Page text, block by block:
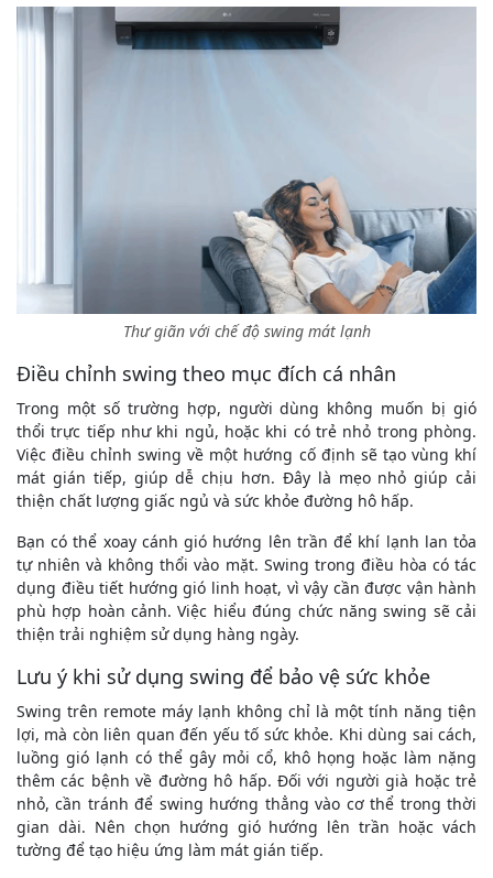
Thư giãn với chế độ swing mát lạnh
Điều chỉnh swing theo mục đích cá nhân
Trong một số trường hợp, người dùng không muốn bị gió
thổi trực tiếp như khi ngủ, hoặc khi có trẻ nhỏ trong phòng.
Việc điều chỉnh swing về một hướng cố định sẽ tạo vùng khí
mát gián tiếp, giúp dễ chịu hơn. Đây là mẹo nhỏ giúp cải
thiện chất lượng giấc ngủ và sức khỏe đường hô hấp.
Bạn có thể xoay cánh gió hướng lên trần để khí lạnh lan tỏa
tự nhiên và không thổi vào mặt. Swing trong điều hòa có tác
dụng điều tiết hướng gió linh hoạt, vì vậy cần được vận hành
phù hợp hoàn cảnh. Việc hiểu đúng chức năng swing sẽ cải
thiện trải nghiệm sử dụng hàng ngày.
Lưu ý khi sử dụng swing để bảo vệ sức khỏe
Swing trên remote máy lạnh không chỉ là một tính năng tiện
lợi, mà còn liên quan đến yếu tố sức khỏe. Khi dùng sai cách,
luồng gió lạnh có thể gây mỏi cổ, khô họng hoặc làm nặng
thêm các bệnh về đường hô hấp. Đối với người già hoặc trẻ
nhỏ, cần tránh để swing hướng thẳng vào cơ thể trong thời
gian dài. Nên chọn hướng gió hướng lên trần hoặc vách
tường để tạo hiệu ứng làm mát gián tiếp.